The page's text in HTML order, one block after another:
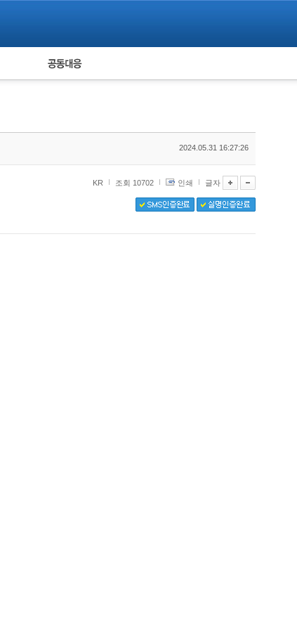
피해자 공동대응
2024.05.31 16:27:26
KR 조회 10702 인쇄 글자